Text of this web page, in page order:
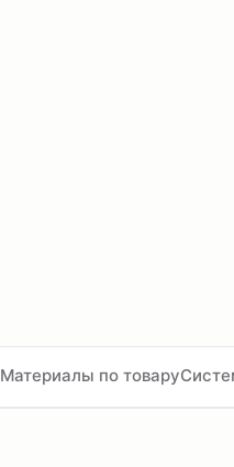
Материалы по товару